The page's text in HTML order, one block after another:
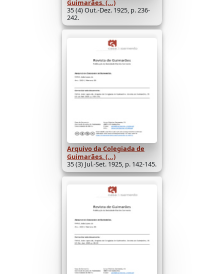
Guimarães. (...)
35 (4) Out.-Dez. 1925, p. 236-
242.
Arquivo da Colegiada de
Guimarães. (...)
35 (3) Jul.-Set. 1925, p. 142-145.